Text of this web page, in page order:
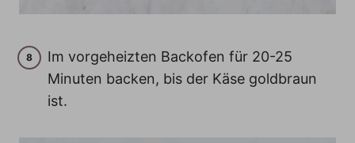
Im vorgeheizten Backofen für 20-25
Minuten backen, bis der Käse goldbraun
ist.